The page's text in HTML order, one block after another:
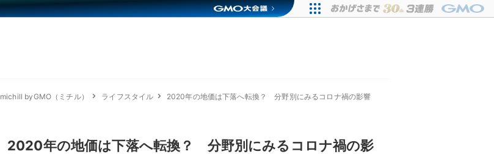
michill byGMO（ミチル） ライフスタイル 2020年の地価は下落へ転換？ 分野別にみるコロナ禍の影響
2020年の地価は下落へ転換？ 分野別にみるコロナ禍の影